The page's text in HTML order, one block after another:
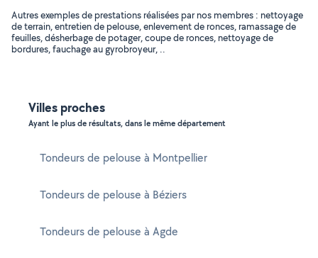
Autres exemples de prestations réalisées par nos membres : nettoyage
de terrain, entretien de pelouse, enlevement de ronces, ramassage de
feuilles, désherbage de potager, coupe de ronces, nettoyage de
bordures, fauchage au gyrobroyeur, ..
Villes proches
Ayant le plus de résultats, dans le même département
Tondeurs de pelouse à Montpellier
Tondeurs de pelouse à Béziers
Tondeurs de pelouse à Agde